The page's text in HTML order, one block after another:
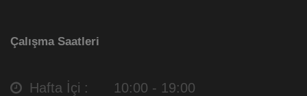
Çalışma Saatleri
Hafta İçi :
10:00 - 19:00